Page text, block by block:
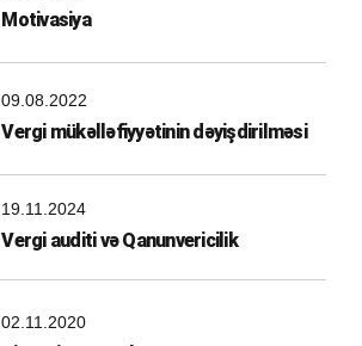
Motivasiya
09.08.2022
Vergi mükəlləfiyyətinin dəyişdirilməsi
19.11.2024
Vergi auditi və Qanunvericilik
02.11.2020